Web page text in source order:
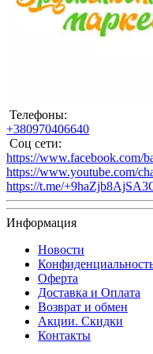
Телефоны:
+380970406640
Соц сети:
https://www.facebook.com/
https://www.youtube.com/
https://t.me/
Информация
Новости
Оферта
Доставка и Оплата
Возврат и обмен
Акции. Скидки
Контакты